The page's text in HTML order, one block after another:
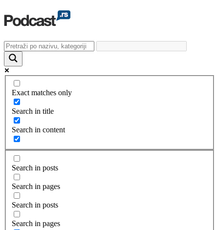
Exact matches only
Search in title
Search in content
Search in posts
Search in pages
Search in posts
Search in pages